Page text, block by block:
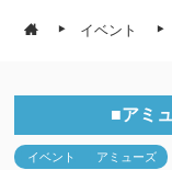
イベント
■アミ
イベント アミューズ